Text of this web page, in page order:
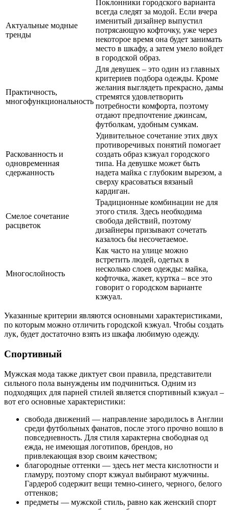
Актуальные модные
тренды
Поклонники городского варианта
всегда следят за модой. Если вчера
именитый дизайнер выпустил
потрясающую кофточку, уже через
некоторое время она будет занимать
место в шкафу, а затем умело войдет
в городской образ.
Практичность,
многофункциональность
Для девушек – это один из главных
критериев подбора одежды. Кроме
желания выглядеть прекрасно, дамы
стремятся удовлетворить
потребности комфорта, поэтому
отдают предпочтение джинсам,
футболкам, удобным сумкам.
Раскованность и
одновременная
сдержанность
Удивительное сочетание этих двух
противоречивых понятий помогает
создать образ кэжуал городского
типа. На девушке может быть
надета майка с глубоким вырезом, а
сверху красоваться вязаный
кардиган.
Смелое сочетание
расцветок
Традиционные комбинации не для
этого стиля. Здесь необходима
свобода действий, поэтому
дизайнеры призывают сочетать
казалось бы несочетаемое.
Многослойность
Как часто на улице можно
встретить людей, одетых в
несколько слоев одежды: майка,
кофточка, жакет, куртка – все это
говорит о городском варианте
кэжуал.
Указанные критерии являются основными характеристиками,
по которым можно отличить городской кэжуал. Чтобы создать
лук, будет достаточно взять из шкафа любимую одежду.
Спортивный
Мужская мода также диктует свои правила, представители
сильного пола вынуждены им подчиниться. Одним из
подходящих для парней стилей является спортивный кэжуал –
вот его основные характеристики:
свобода движений — направление зародилось в Англии
среди футбольных фанатов, после этого прочно вошло в
повседневность. Для стиля характерна свободная од
ежда, не имеющая логотипов, брендов, но
привлекающая взор своим качеством;
благородные оттенки — здесь нет места кислотности и
гламуру, поэтому спорт кэжуал выбирают мужчины.
Гардероб содержит вещи темно-синего, черного, белого
оттенков;
предметы — мужской стиль, равно как женский спорт